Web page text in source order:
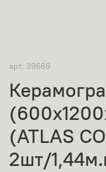
арт. 39669
(ATLAS
2шт/